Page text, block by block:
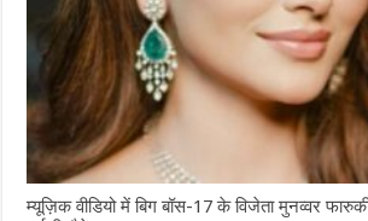
म्यूज़िक वीडियो में बिग बॉस-17 के विजेता मुनव्वर